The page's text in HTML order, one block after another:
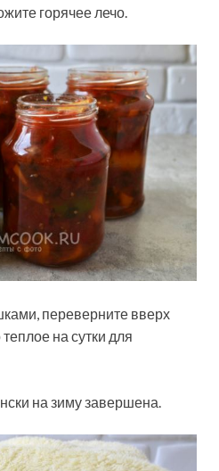
горячее лечо.
переверните вверх
на сутки для
на зиму завершена.